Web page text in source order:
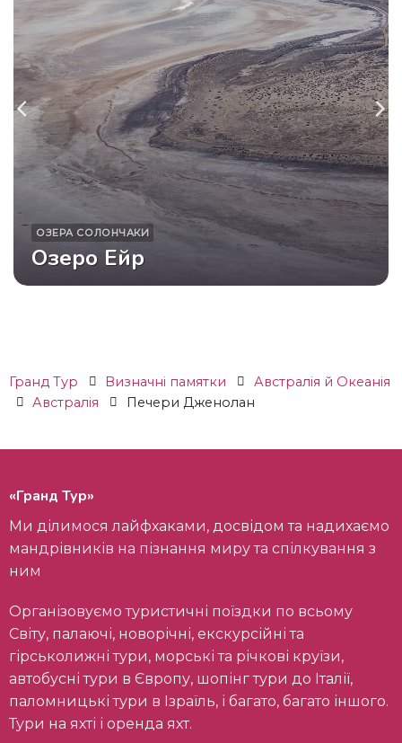
ОЗЕРА СОЛОНЧАКИ
Озеро Ейр
Гранд Тур Визначні памятки
Австралія й Океанія
Австралія
Печери Дженолан
«Гранд Тур»
Ми ділимося лайфхаками, досвідом та надихаємо
мандрівників на пізнання миру та спілкування з
ним
Організовуємо туристичні поїздки по всьому
Світу, палаючі, новорічні, екскурсійні та
гірськолижні тури, морські та річкові круїзи,
автобусні тури в Європу, шопінг тури до Італії,
паломницькі тури в Ізраїль, і багато, багато іншого.
Тури на яхті і оренда яхт.